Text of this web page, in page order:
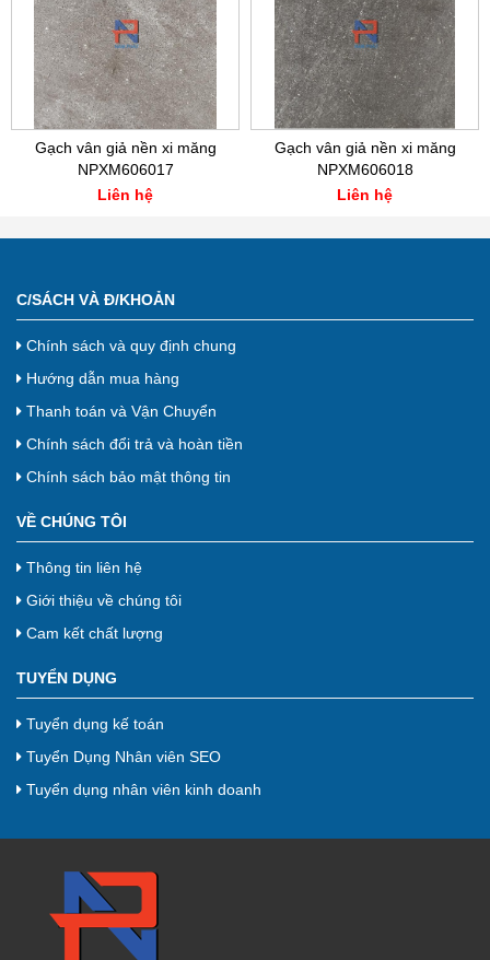
Gạch vân giả nền xi măng
NPXM606017
Liên hệ
Gạch vân giả nền xi măng
NPXM606018
Liên hệ
C/SÁCH VÀ Đ/KHOẢN
Chính sách và quy định chung
Hướng dẫn mua hàng
Thanh toán và Vận Chuyển
Chính sách đổi trả và hoàn tiền
Chính sách bảo mật thông tin
VỀ CHÚNG TÔI
Thông tin liên hệ
Giới thiệu về chúng tôi
Cam kết chất lượng
TUYỂN DỤNG
Tuyển dụng kế toán
Tuyển Dụng Nhân viên SEO
Tuyển dụng nhân viên kinh doanh